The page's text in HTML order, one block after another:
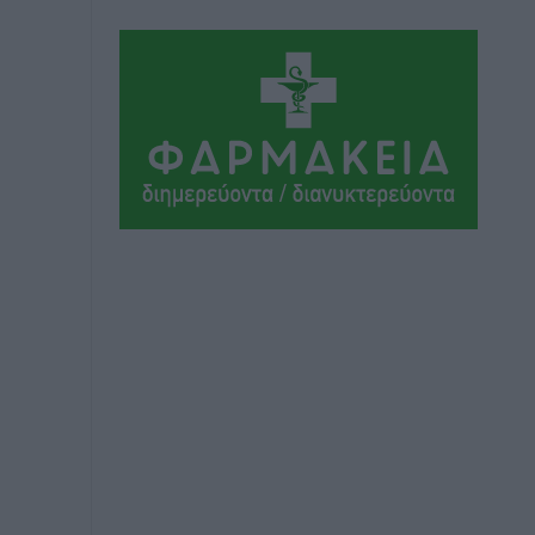
Ακαθάριστα οικόπεδα: Τι γίνεται όταν
ο ιδιοκτήτης δεν τα καθαρίσει – Πώς
κινούνται δήμοι και ΠΣ, ποιος
πληρώνει τον λογαριασμό
Τοπικές Ειδήσεις πριν 6 ώρες